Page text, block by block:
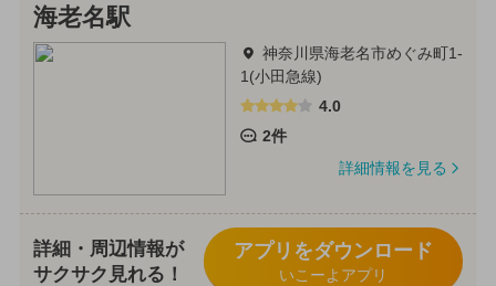
海老名駅
神奈川県海老名市めぐみ町1-
1(小田急線)
4.0
2件
詳細情報を見る
詳細・周辺情報が
サクサク見れる！
アプリをダウンロード
いこーよアプリ